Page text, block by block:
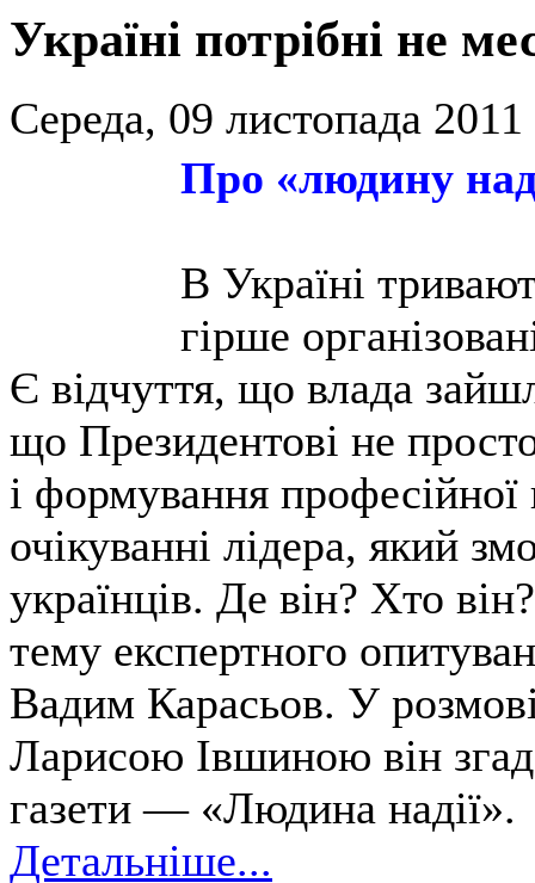
Україні потрібні не
Середа, 09 листопада
Про «людину
В Україні
гірше
Є відчуття, що влада
що Президентові не
і формування
очікуванні лідера, який
українців. Де він? Хто
тему експертного
Вадим Карасьов. У
Ларисою Івшиною він
газети — «Людина надії».
Детальніше...